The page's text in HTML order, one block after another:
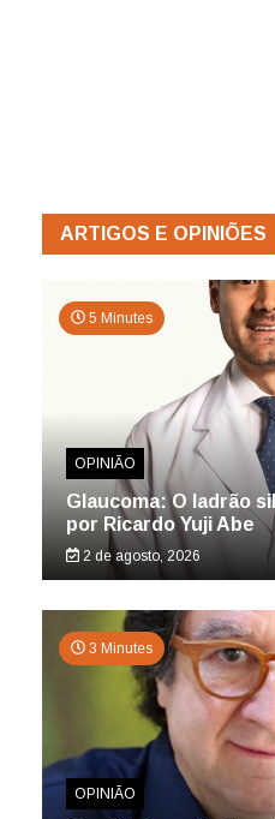
ARTIGOS E OPINIÕES
5 Minutes
OPINIÃO
Glaucoma: O ladrão
por Ricardo Yuji Abe
2 de agosto, 2026
3 Minutes
OPINIÃO